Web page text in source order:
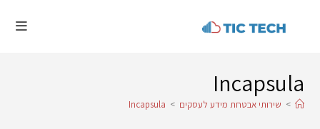
Incapsula
> שירותי אבטחת מידע לעסקים >
Incapsula